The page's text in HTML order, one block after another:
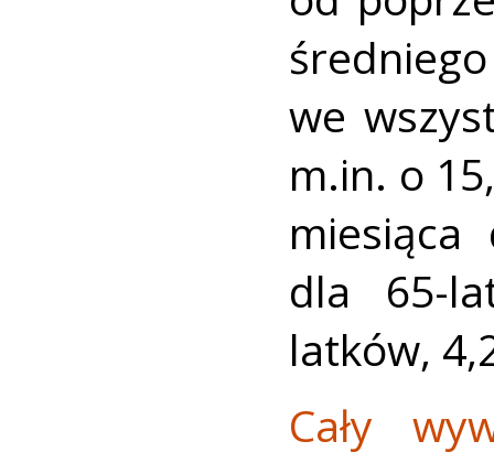
we
m.in. o
dla 65-
latków,
Cały